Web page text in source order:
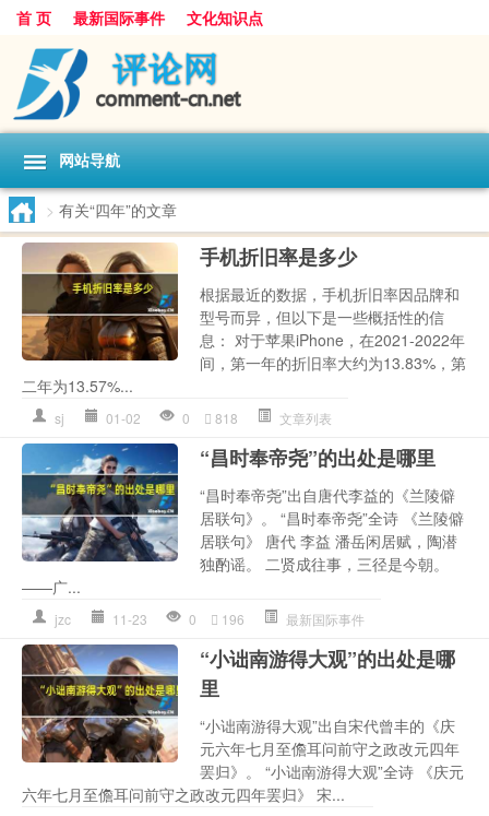
首 页 最新国际事件 文化知识点
网站导航
> 有关“四年”的文章
手机折旧率是多少
根据最近的数据，手机折旧率因品牌和
型号而异，但以下是一些概括性的信
息： 对于苹果iPhone，在2021-2022年
间，第一年的折旧率大约为13.83%，第
二年为13.57%...
sj 01-02 0 818 文章列表
“昌时奉帝尧”的出处是哪里
“昌时奉帝尧”出自唐代李益的《兰陵僻
居联句》。 “昌时奉帝尧”全诗 《兰陵僻
居联句》 唐代 李益 潘岳闲居赋，陶潜
独酌谣。 二贤成往事，三径是今朝。
——广...
jzc 11-23 0 196 最新国际事件
“小诎南游得大观”的出处是哪
里
“小诎南游得大观”出自宋代曾丰的《庆
元六年七月至儋耳问前守之政改元四年
罢归》。 “小诎南游得大观”全诗 《庆元
六年七月至儋耳问前守之政改元四年罢归》 宋...